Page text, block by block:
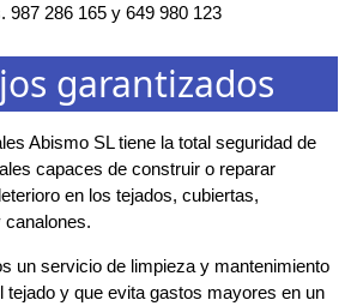
987 286 165y 649 980 123
garantizados
Abismo SL tiene la total seguridad de
capaces de construir o reparar
en los tejados, cubiertas,
canalones.
un servicio de limpieza y mantenimiento
tejado y que evita gastos mayores en un